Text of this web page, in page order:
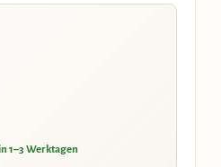
1–3 Werktagen